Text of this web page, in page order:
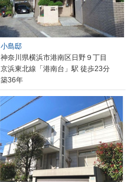
小島邸
神奈川県横浜市港南区日野９丁目
京浜東北線「港南台」駅 徒歩23分
築36年